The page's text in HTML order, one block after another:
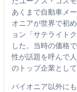
あくまで自動車メ
オニアが世界で初
ョン「サテライト
した。当時の価格
性が話題を呼んで
のトップ企業とし
パイオニア以外に